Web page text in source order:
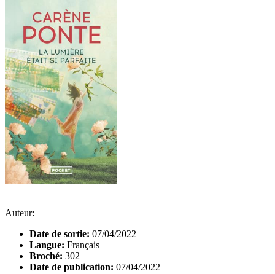
Auteur:
Date de sortie: 07/04/2022
Langue: Français
Broché: 302
Date de publication: 07/04/2022